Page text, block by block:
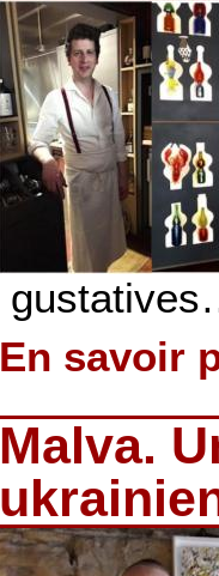
En savoir
Malva.